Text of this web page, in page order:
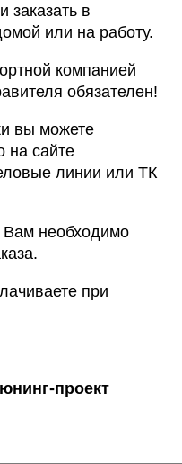
заказать в
или на работу.
компанией
обязателен!
вы можете
на сайте
линии или ТК
необходимо
при
проект